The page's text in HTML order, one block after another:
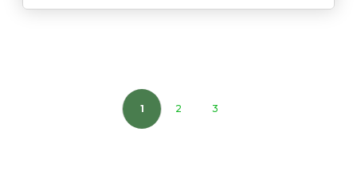
1 2 3